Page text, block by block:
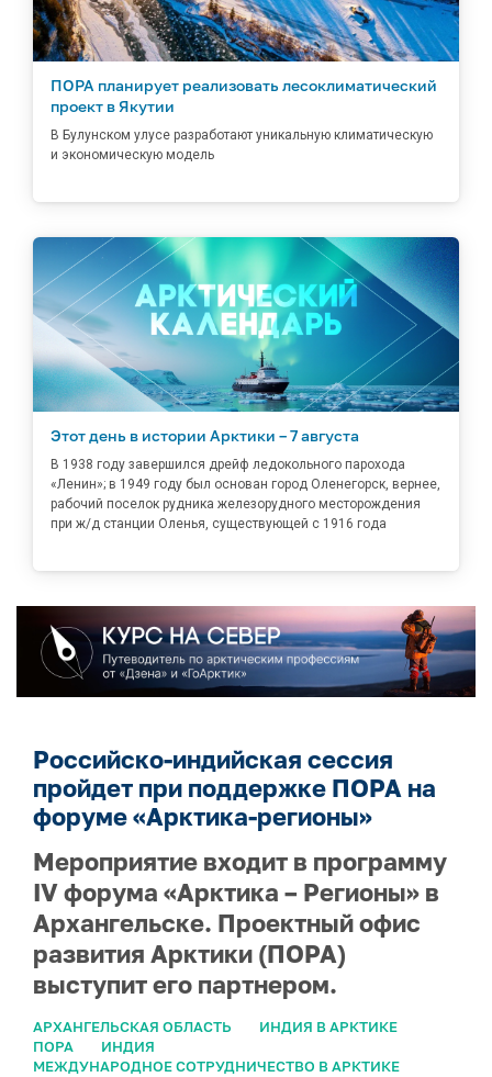
ПОРА планирует реализовать лесоклиматический
проект в Якутии
В Булунском улусе разработают уникальную климатическую
и экономическую модель
Этот день в истории Арктики – 7 августа
В 1938 году завершился дрейф ледокольного парохода
«Ленин»; в 1949 году был основан город Оленегорск, вернее,
рабочий поселок рудника железорудного месторождения
при ж/д станции Оленья, существующей с 1916 года
Российско-индийская сессия
пройдет при поддержке ПОРА на
форуме «Арктика-регионы»
Мероприятие входит в программу
IV форума «Арктика – Регионы» в
Архангельске. Проектный офис
развития Арктики (ПОРА)
выступит его партнером.
АРХАНГЕЛЬСКАЯ ОБЛАСТЬ
ИНДИЯ В АРКТИКЕ
ПОРА
ИНДИЯ
МЕЖДУНАРОДНОЕ СОТРУДНИЧЕСТВО В АРКТИКЕ